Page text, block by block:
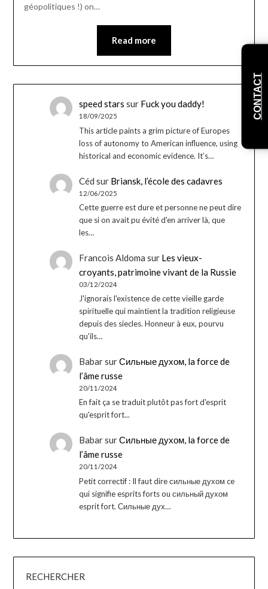
géopolitiques !) on…
Read more
speed stars sur Fuck you daddy!
18/09/2025
This article paints a grim picture of Europes
loss of autonomy to American influence, using
historical and economic evidence. It’s…
Céd sur Briansk, l’école des cadavres
12/06/2025
Cette guerre est dure et personne ne peut dire
que si on avait pu évité d'en arriver là, que
les…
Francois Aldoma sur Les vieux-
croyants, patrimoine vivant de la Russie
03/12/2024
J'ignorais l'existence de cette vieille garde
spirituelle qui maintient la tradition religieuse
depuis des siecles. Honneur à eux, pourvu
qu'ils…
BabarsurСильные духом, la force de
l’âme russe
20/11/2024
En fait ça se traduit plutôt pas fort d'esprit
qu'esprit fort...
BabarsurСильные духом, la force de
l’âme russe
20/11/2024
Petit correctif : Il faut dire сильные духом ce
qui signifie esprits forts ou сильный духом
esprit fort. Сильные дух…
RECHERCHER
CONTACT